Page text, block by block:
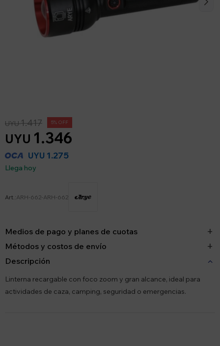
UYU 1.346
UYU1.417 5
UYU 1.275
Llega hoy
ARH-662-ARH-662
Medios de pago y planes de cuotas
Métodos y costos de envío
Descripción
Linterna recargable con foco zoom y gran alcance, ideal para
actividades de caza, camping, seguridad o emergencias.